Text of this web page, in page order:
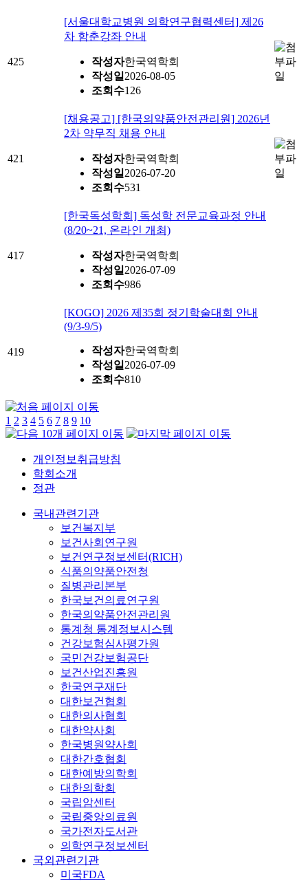
425
[서울대학교병원 의학연구협력센터] 제26
차 함춘강좌 안내
작성자한국역학회
작성일 2026-08-05
조회수126
421
[채용공고] [한국의약품안전관리원] 2026년
2차 약무직 채용 안내
작성자한국역학회
작성일 2026-07-20
조회수531
417
[한국독성학회] 독성학 전문교육과정 안내
(8/20~21, 온라인 개최)
작성자한국역학회
작성일 2026-07-09
조회수986
419
[KOGO] 2026 제35회 정기학술대회 안내
(9/3-9/5)
작성자한국역학회
작성일 2026-07-09
조회수810
1 2 3 4 5 6 7 8 9 10
개인정보취급방침
학회소개
정관
국내관련기관
보건복지부
보건사회연구원
보건연구정보센터(RICH)
식품의약품안전청
질병관리본부
한국보건의료연구원
한국의약품안전관리원
통계청 통계정보시스템
건강보험심사평가원
국민건강보험공단
보건산업진흥원
한국연구재단
대한보건협회
대한의사협회
대한약사회
한국병원약사회
대한간호협회
대한예방의학회
대한의학회
국립암센터
국립중앙의료원
국가전자도서관
의학연구정보센터
국외관련기관
미국FDA